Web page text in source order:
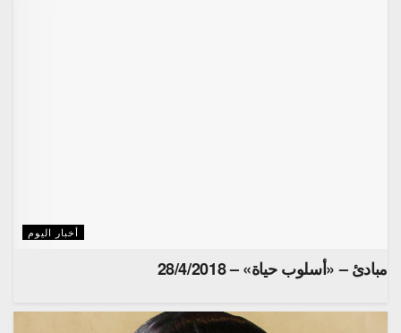
أخبار اليوم
مبادئ – «أسلوب حياة» – 28/4/2018